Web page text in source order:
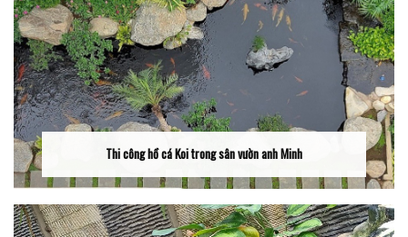
Thi công hồ cá Koi trong sân vườn anh Minh